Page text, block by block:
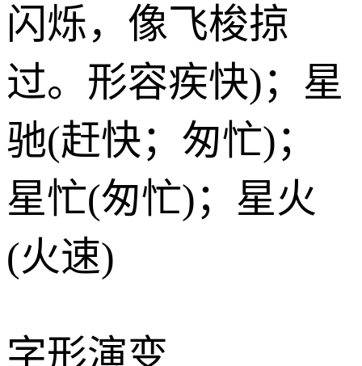
闪烁，像飞梭掠
过。形容疾快)；星
驰(赶快；匆忙)；
星忙(匆忙)；星火
(火速)
字形演变